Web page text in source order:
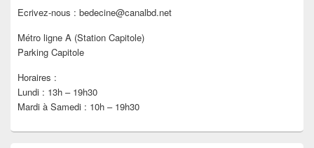
Ecrivez-nous : bedecine@canalbd.net
Métro ligne A (Station Capitole)
Parking Capitole
Horaires :
Lundi : 13h – 19h30
Mardi à Samedi : 10h – 19h30